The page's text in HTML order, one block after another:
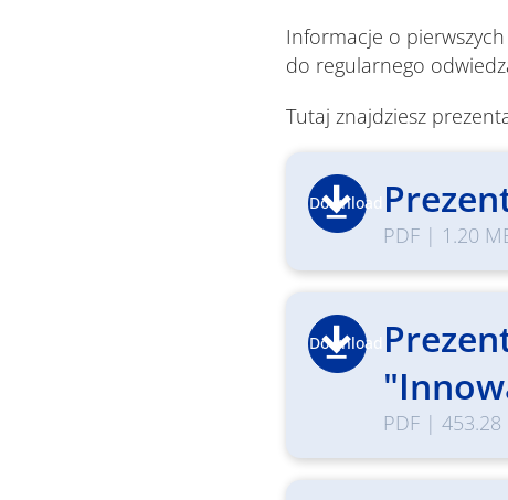
Informacje o
do regularnego
Tutaj znajdziesz
Download
PDF | 1.20
Download
PDF |453.28